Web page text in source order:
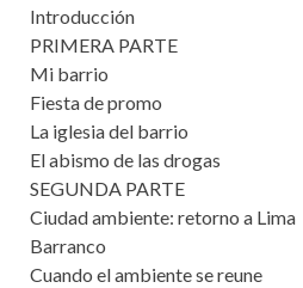
Introducción
PRIMERA PARTE
Mi barrio
Fiesta de promo
La iglesia del barrio
El abismo de las drogas
SEGUNDA PARTE
Ciudad ambiente: retorno a Lima
Barranco
Cuando el ambiente se reune